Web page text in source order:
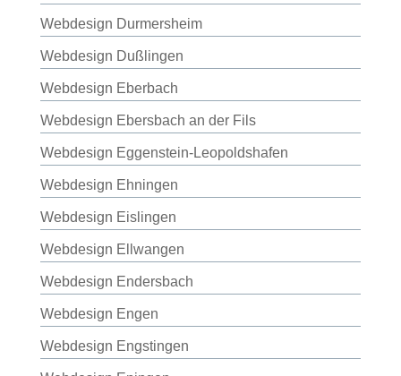
Webdesign Durmersheim
Webdesign Dußlingen
Webdesign Eberbach
Webdesign Ebersbach an der Fils
Webdesign Eggenstein-Leopoldshafen
Webdesign Ehningen
Webdesign Eislingen
Webdesign Ellwangen
Webdesign Endersbach
Webdesign Engen
Webdesign Engstingen